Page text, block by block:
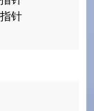
push
针